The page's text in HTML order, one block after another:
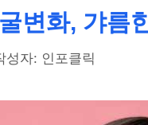
변화, 갸름
성자: 인포클릭